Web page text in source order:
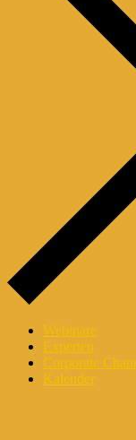
Webinare
Experten
Corporate
Kalender